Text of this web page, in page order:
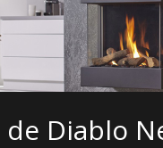
de Diablo